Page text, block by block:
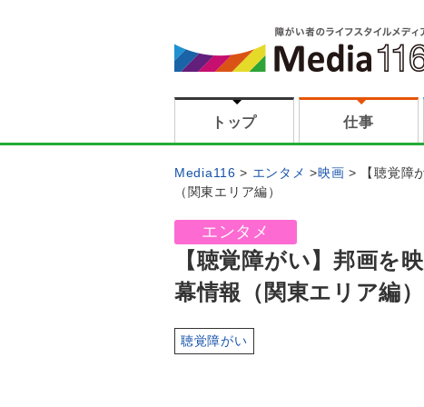
トップ 仕事
Media116 エンタメ 映画
【聴覚障
（関東エリア編）
エンタメ
【聴覚障がい】邦画を
幕情報（関東エリア編）
聴覚障がい